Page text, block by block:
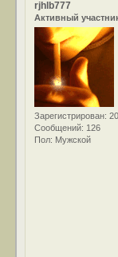
rjhlb777
Активный
Зарегистрирован:
Сообщений: 126
Пол: Мужской